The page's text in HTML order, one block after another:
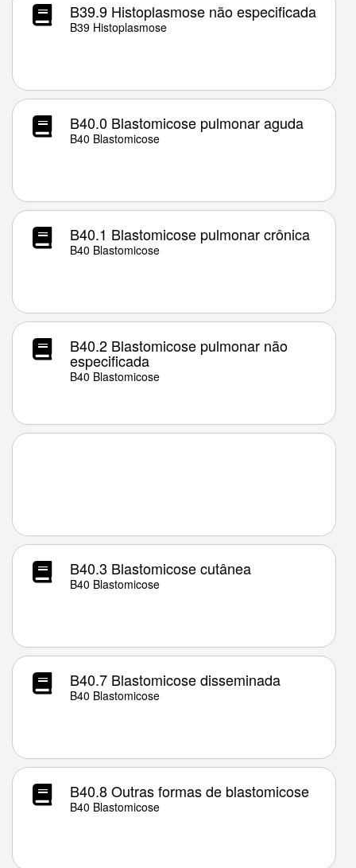
B39.9 Histoplasmose não especificada
B39 Histoplasmose
B40.0 Blastomicose pulmonar aguda
B40 Blastomicose
B40.1 Blastomicose pulmonar crônica
B40 Blastomicose
B40.2 Blastomicose pulmonar não
especificada
B40 Blastomicose
B40.3 Blastomicose cutânea
B40 Blastomicose
B40.7 Blastomicose disseminada
B40 Blastomicose
B40.8 Outras formas de blastomicose
B40 Blastomicose